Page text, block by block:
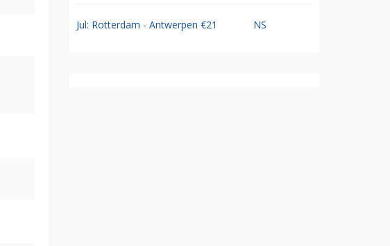
Jul: Rotterdam - Antwerpen €21 NS